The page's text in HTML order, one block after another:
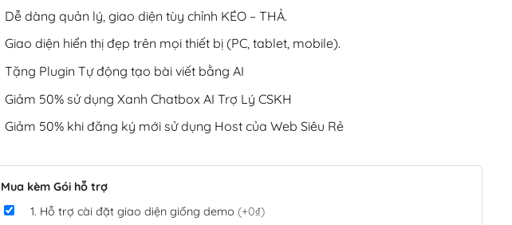
Dễ dàng quản lý, giao diện tùy chỉnh KÉO – THẢ.
Giao diện hiển thị đẹp trên mọi thiết bị (PC, tablet, mobile).
Tặng Plugin Tự động tạo bài viết bằng AI
Giảm 50% sử dụng Xanh Chatbox AI Trợ Lý CSKH
Giảm 50% khi đăng ký mới sử dụng Host của Web Siêu Rẻ
Mua kèm Gói hỗ trợ
1. Hỗ trợ cài đặt giao diện giống demo (+0₫)